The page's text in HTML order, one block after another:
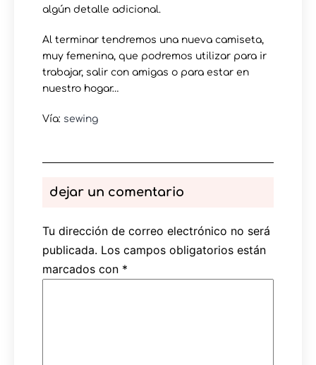
algún detalle adicional.
Al terminar tendremos una nueva camiseta,
muy femenina, que podremos utilizar para ir
trabajar, salir con amigas o para estar en
nuestro hogar…
Vía: sewing
dejar un comentario
Tu dirección de correo electrónico no será
publicada. Los campos obligatorios están
marcados con *